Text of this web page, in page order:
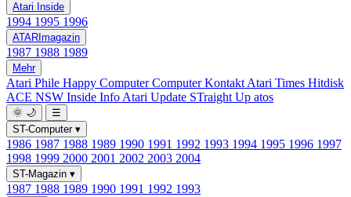
Atari Inside
1994 1995 1996
ATARImagazin
1987 1988 1989
Mehr
Atari Phile Happy ComputerComputer Kontakt Atari Times Hitdisk
ACE NSW Inside Info Atari Update STraight Up atos
🌞 🌙
☰
ST-Computer ▾
1986 1987 1988 1989 1990 1991 1992 1993 1994 1995 1996 1997
1998 1999 2000 2001 2002 2003 2004
ST-Magazin ▾
1987 1988 1989 1990 1991 1992 1993